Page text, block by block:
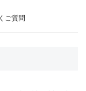
ご質問